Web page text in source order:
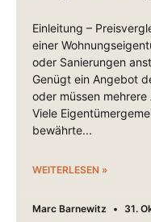
Einleitung –
einer
oder Sanierungen
Genügt ein Angebot
oder müssen
Viele
bewährte
WEITERLESEN »
Marc Barnewitz 31.